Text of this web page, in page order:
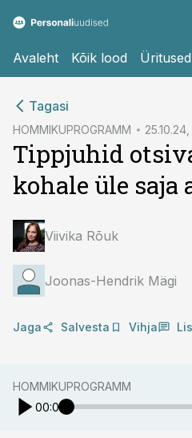
Avaleht Kõik lood Üritused
Tagasi
HOMMIKUPROGRAMM 25.10.24,
Tippjuhid
kohale üle saja
Viivika Rõuk
Joonas-Hendrik Mägi
Jaga Salvesta Vihja
HOMMIKUPROGRAMM
00:00